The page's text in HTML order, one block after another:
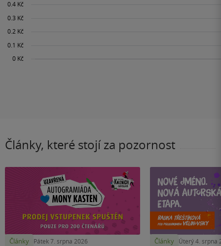
Články, které stojí za pozornost
Články Pátek 7. srpna 2026 Články Úterý 4. srpna